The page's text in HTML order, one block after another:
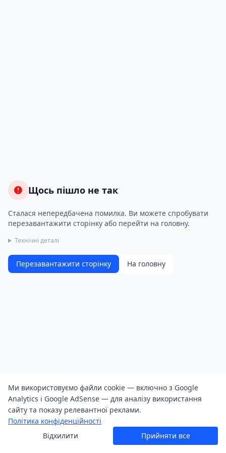
Щось пішло не так
Сталася непередбачена помилка. Ви можете спробувати
перезавантажити сторінку або перейти на головну.
Технічні деталі
Перезавантажити сторінку На головну
Ми використовуємо файли cookie — включно з Google
Analytics і Google AdSense — для аналізу використання
сайту та показу релевантної реклами.
Політика конфіденційності
Відхилити
Прийняти все